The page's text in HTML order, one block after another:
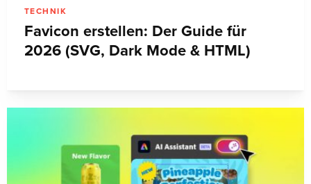
TECHNIK
Favicon erstellen: Der Guide für
2026 (SVG, Dark Mode & HTML)